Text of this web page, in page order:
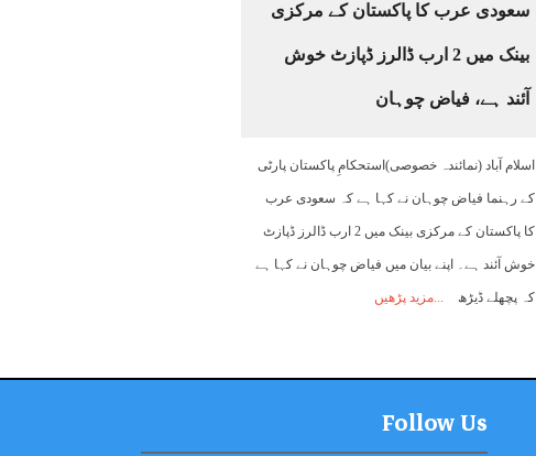
سعودی عرب کا پاکستان کے مرکزی
بینک میں 2 ارب ڈالرز ڈپازٹ خوش
آئند ہے، فیاض چوہان
اسلام آباد (نمائندہ خصوصی)استحکامِ پاکستان پارٹی
کے رہنما فیاض چوہان نے کہا ہے کہ سعودی عرب
کا پاکستان کے مرکزی بینک میں 2 ارب ڈالرز ڈپازٹ
خوش آئند ہے۔ اپنے بیان میں فیاض چوہان نے کہا ہے
کہ پچھلے ڈیڑھ مزید پڑھیں
Follow Us